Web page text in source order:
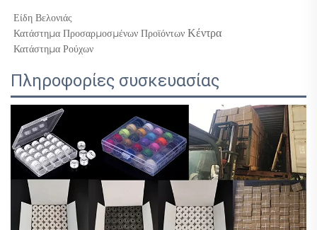
Είδη Βελονιάς
Κατάστημα Προσαρμοσμένων Προϊόντων Κέντρα
Κατάστημα Ρούχων
Πληροφορίες συσκευασίας